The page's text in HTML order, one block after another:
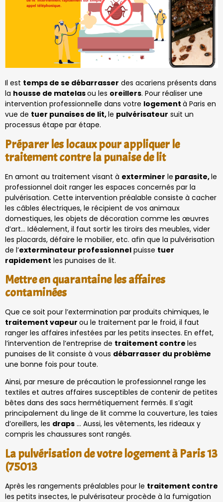
Il est temps de se débarrasser des acariens présents dans
la housse de matelasou les oreillers. Pour réaliser une
intervention professionnelle dans votre logement à Paris en
vue de tuer punaises de lit,le pulvérisateur suit un
processus étape par étape.
Préparer les locaux pour appliquer le
traitement contre la punaise de lit
En amont au traitement visant à exterminer le parasite,le
professionnel doit ranger les espaces concernés par la
pulvérisation. Cette intervention préalable consiste à cacher
les câbles électriques, le récipient de vos animaux
domestiques, les objets de décoration comme les œuvres
d’art… Idéalement, il faut sortir les tiroirs des meubles, vider
les placards, défaire le mobilier, etc. afin que la pulvérisation
de l’exterminateur professionnel puisse tuer
rapidement les punaises de lit.
Mettre en quarantaine les affaires
contaminées
Que ce soit pour l’extermination par produits chimiques, le
traitement vapeur ou le traitement par le froid, il faut
ranger les affaires infestées par les petits insectes. En effet,
l’intervention de l’entreprise de traitement contre les
punaises de lit consiste à vous débarrasser du problème
une bonne fois pour toute.
Ainsi, par mesure de précaution le professionnel range les
textiles et autres affaires susceptibles de contenir de petites
bêtes dans des sacs hermétiquement fermés. Il s’agit
principalement du linge de lit comme la couverture, les taies
d’oreillers, les draps … Aussi, les vêtements, les rideaux y
compris les chaussures sont rangés.
La pulvérisation de votre logement à Paris 13
(75013
Après les rangements préalables pour le traitement contre
les petits insectes, le pulvérisateur procède à la fumigation